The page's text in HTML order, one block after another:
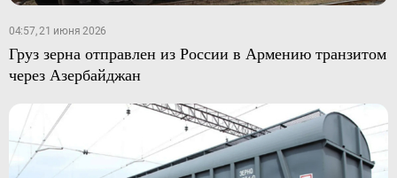
04:57, 21 июня 2026
Груз зерна отправлен из России в Армению транзитом
через Азербайджан